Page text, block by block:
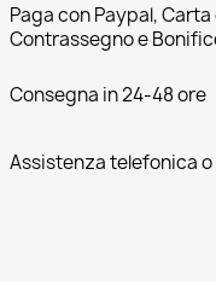
Paga con Paypal,
Contrassegno e
Consegna in 24-48 ore
Assistenza telefonica